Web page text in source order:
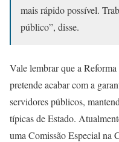
mais rápido possível.
público”, disse.
Vale lembrar que a
pretende acabar com a
servidores públicos,
típicas de Estado.
uma Comissão Especial na